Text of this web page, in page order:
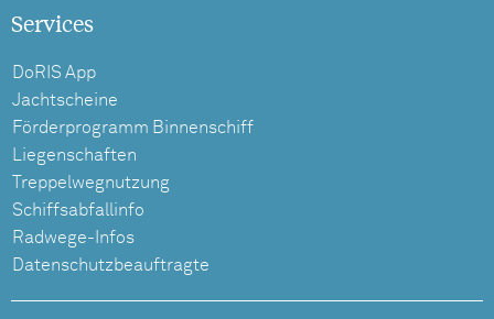
Services
DoRIS App
Jachtscheine
Förderprogramm Binnenschiff
Liegenschaften
Treppelwegnutzung
Schiffsabfallinfo
Radwege-Infos
Datenschutzbeauftragte